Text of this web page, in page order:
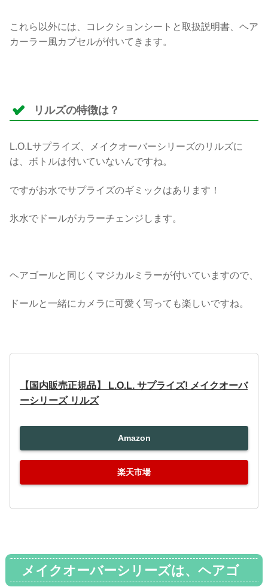
これら以外には、コレクションシートと取扱説明書、ヘア
カーラー風カプセルが付いてきます。
リルズの特徴は？
L.O.Lサプライズ、メイクオーバーシリーズのリルズに
は、ボトルは付いていないんですね。
ですがお水でサプライズのギミックはあります！
氷水でドールがカラーチェンジします。
ヘアゴールと同じくマジカルミラーが付いていますので、
ドールと一緒にカメラに可愛く写っても楽しいですね。
【国内販売正規品】 L.O.L. サプライズ! メイクオーバ
ーシリーズ リルズ
Amazon
楽天市場
メイクオーバーシリーズは、ヘアゴ